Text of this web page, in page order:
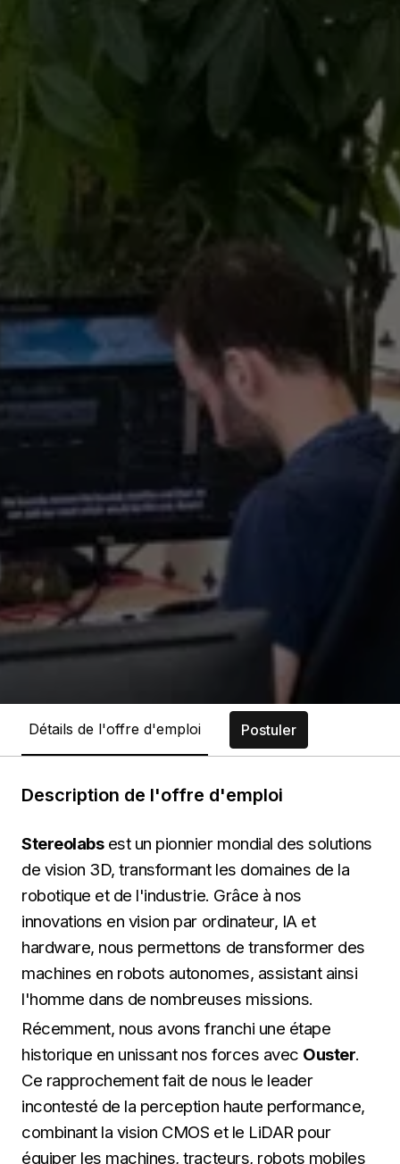
Détails de l'offre d'emploi Postuler
Description de l'offre d'emploi
Stereolabsest un pionnier mondial des solutions
de vision 3D, transformant les domaines de la
robotique et de l'industrie. Grâce à nos
innovations en vision par ordinateur, IA et
hardware, nous permettons de transformer des
machines en robots autonomes, assistant ainsi
l'homme dans de nombreuses missions.
Récemment, nous avons franchi une étape
historique en unissant nos forces avec Ouster.
Ce rapprochement fait de nous le leader
incontesté de la perception haute performance,
combinant la vision CMOS et le LiDAR pour
équiper les machines, tracteurs, robots mobiles